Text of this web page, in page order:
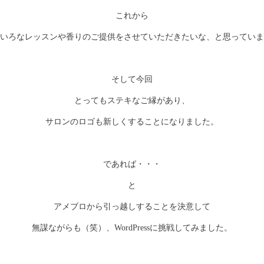
これから
ろなレッスンや香りのご提供をさせていただきたいな、と思ってい
そして今回
とってもステキなご縁があり、
サロンのロゴも新しくすることになりました。
であれば・・・
と
アメブロから引っ越しすることを決意して
無謀ながらも（笑）、WordPressに挑戦してみました。